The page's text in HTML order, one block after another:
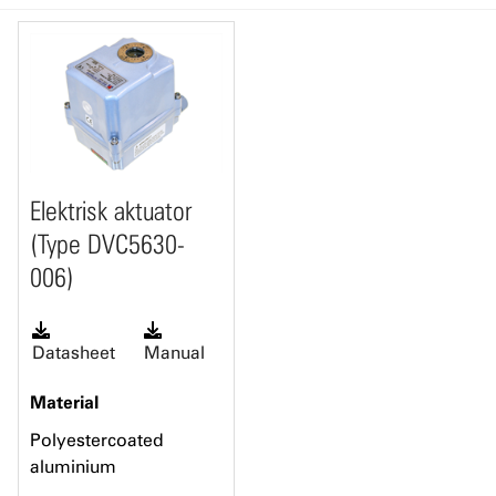
Elektrisk aktuator
(Type DVC5630-
006)
Datasheet Manual
Material
Polyestercoated
aluminium